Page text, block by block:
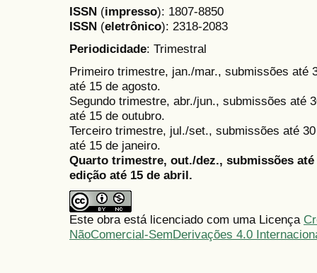
ISSN (impresso): 1807-8850
ISSN (eletrônico): 2318-2083
Periodicidade: Trimestral
Primeiro trimestre, jan./mar., submissões até
até 15 de agosto.
Segundo trimestre, abr./jun., submissões até
até 15 de outubro.
Terceiro trimestre, jul./set., submissões até
até 15 de janeiro.
Quarto trimestre, out./dez., submissões
edição até 15 de abril.
Este obra está licenciado com uma Licença
NãoComercial-SemDerivações 4.0